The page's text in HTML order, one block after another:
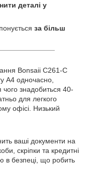
деталі у
за більш
Bonsaii C261-C
А4 одночасно,
знадобиться 40-
для легкого
офісі. Низький
ваші документи на
скріпки та кредитні
в безпеці, що робить